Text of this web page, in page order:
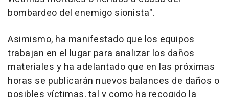
bombardeo del enemigo sionista".
Asimismo, ha manifestado que los equipos
trabajan en el lugar para analizar los daños
materiales y ha adelantado que en las próximas
horas se publicarán nuevos balances de daños o